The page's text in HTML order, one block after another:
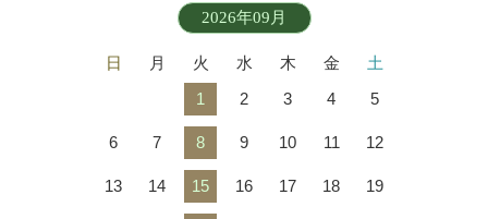
2026年09月
日 月 火 水 木 金
土
1
2 3 4 5
6 7 8 9 10 11 12
13 14 15 16 17 18 19